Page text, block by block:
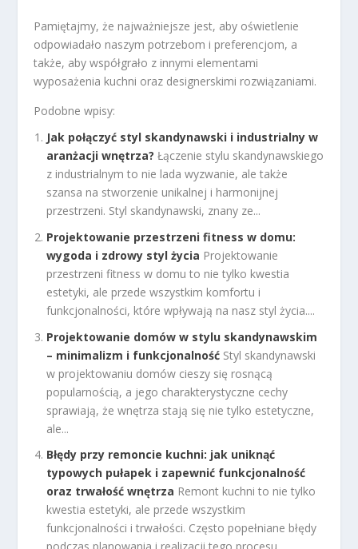
Pamiętajmy, że najważniejsze jest, aby oświetlenie
odpowiadało naszym potrzebom i preferencjom, a
także, aby współgrało z innymi elementami
wyposażenia kuchni oraz designerskimi rozwiązaniami.
Podobne wpisy:
Jak połączyć styl skandynawski i industrialny w
aranżacji wnętrza? Łączenie stylu skandynawskiego
z industrialnym to nie lada wyzwanie, ale także
szansa na stworzenie unikalnej i harmonijnej
przestrzeni. Styl skandynawski, znany ze...
Projektowanie przestrzeni fitness w domu:
wygoda i zdrowy styl życia Projektowanie
przestrzeni fitness w domu to nie tylko kwestia
estetyki, ale przede wszystkim komfortu i
funkcjonalności, które wpływają na nasz styl życia....
Projektowanie domów w stylu skandynawskim
– minimalizm i funkcjonalność Styl skandynawski
w projektowaniu domów cieszy się rosnącą
popularnością, a jego charakterystyczne cechy
sprawiają, że wnętrza stają się nie tylko estetyczne,
ale...
Błędy przy remoncie kuchni: jak uniknąć
typowych pułapek i zapewnić funkcjonalność
oraz trwałość wnętrza Remont kuchni to nie tylko
kwestia estetyki, ale przede wszystkim
funkcjonalności i trwałości. Często popełniane błędy